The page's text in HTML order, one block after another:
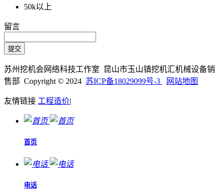
50k以上
留言
苏州挖机会网络科技工作室 昆山市玉山镇挖机汇机械设备销
售部 Copyright © 2024 苏ICP备18029099号-3 网站地图
友情链接 工程造价|
首页
电话